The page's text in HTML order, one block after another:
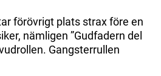
förövrigt plats strax före en
nämligen ”Gudfadern del
Gangsterrullen